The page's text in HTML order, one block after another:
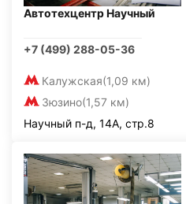
Автотехцентр Научный
+7 (499) 288-05-36
Калужская(1,09 км)
Зюзино(1,57 км)
Научный п-д, 14А, стр.8